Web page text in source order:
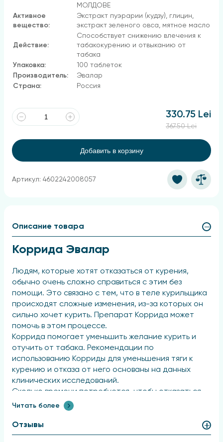
МОЛДОВЕ
Активное
вещество:
Экстракт пуэрарии (кудзу), глицин,
экстракт зеленого овса, мятное масло
Действие:
Способствует снижению влечения к
табакокурению и отвыканию от
табака
Упаковка:
100 таблеток
Производитель:
Эвалар
Страна:
Россия
330.75 Lei
367.50 Lei
Добавить в корзину
Артикул: 4602242008057
Описание товара
Коррида Эвалар
Людям, которые хотят отказаться от курения,
обычно очень сложно справиться с этим без
помощи. Это связано с тем, что в теле курильщика
происходят сложные изменения, из-за которых он
сильно хочет курить. Препарат Коррида может
помочь в этом процессе.
Коррида помогает уменьшить желание курить и
отучить от табака. Рекомендации по
использованию Корриды для уменьшения тяги к
курению и отказа от него основаны на данных
клинических исследований.
Сколько времени потребуется, чтобы отказаться
от курения, зависит от личных особенностей
иметь при себе таблетки на протяжении всего
времени, пока вы бросаете курить, чтобы в нужный
Читать более
Отзывы